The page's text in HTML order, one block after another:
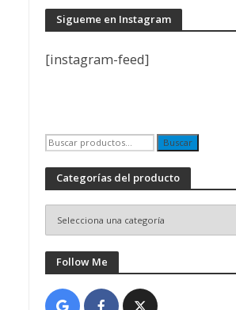
Sigueme en Instagram
[instagram-feed]
Buscar
por:
Buscar
Categorías del producto
Follow Me